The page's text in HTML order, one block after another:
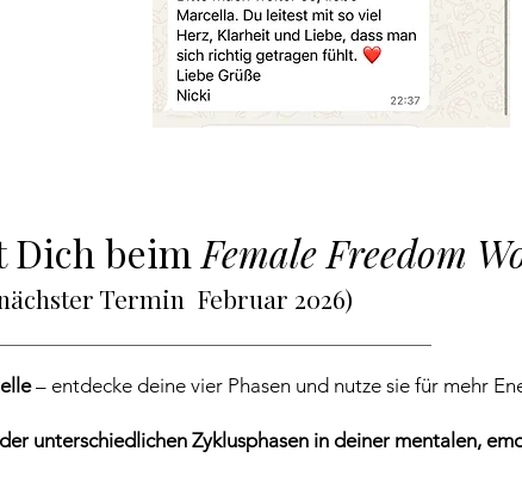
Dich beim Female Freedom
Termin Februar 2026)
– entdecke deine vier Phasen und nutze sie für mehr
unterschiedlichen Zyklusphasen in deiner mentalen,